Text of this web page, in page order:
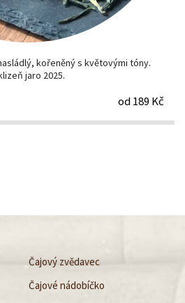
kořeněný s květovými tóny.
jaro 2025.
od 189 Kč
Čajový zvědavec
Čajové nádobíčko